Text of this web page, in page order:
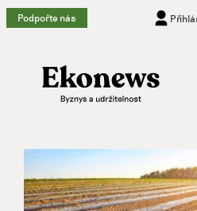
Přeskočit
na
Podpořte nás